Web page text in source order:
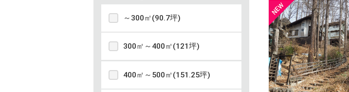
～300㎡(90.7坪)
300㎡～400㎡(121坪)
400㎡～500㎡(151.25坪)